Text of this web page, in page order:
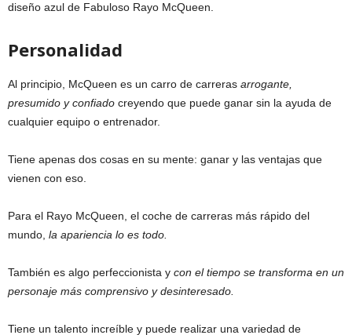
diseño azul de Fabuloso Rayo McQueen.
Personalidad
Al principio, McQueen es un carro de carreras arrogante,
presumido y confiado creyendo que puede ganar sin la ayuda de
cualquier equipo o entrenador.
Tiene apenas dos cosas en su mente: ganar y las ventajas que
vienen con eso.
Para el Rayo McQueen, el coche de carreras más rápido del
mundo, la apariencia lo es todo.
También es algo perfeccionista y con el tiempo se transforma en un
personaje más comprensivo y desinteresado.
Tiene un talento increíble y puede realizar una variedad de